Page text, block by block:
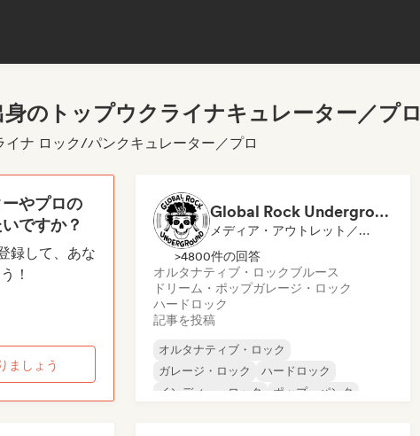
のトップウクライナキュレーター／プロ
ナ ロック/パンクキュレーター／プロ
やプロの
ですか？
録して、あな
！
ましょう
Global Rock Underground
メディア・アウトレット／ジャーナリスト
>4800件の回答
オルタナティブ・ロックブルース
ドリーム・ポップガレージ・ロック
ハードロック
記事を投稿
オルタナティブ・ロック
ガレージ・ロック
ハードロック
インディー・ロック
ポップ・パンク